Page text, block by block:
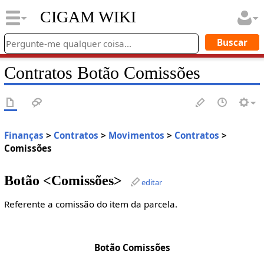
CIGAM WIKI
Contratos Botão Comissões
Finanças > Contratos > Movimentos > Contratos >
Comissões
Botão <Comissões> editar
Referente a comissão do item da parcela.
Botão Comissões